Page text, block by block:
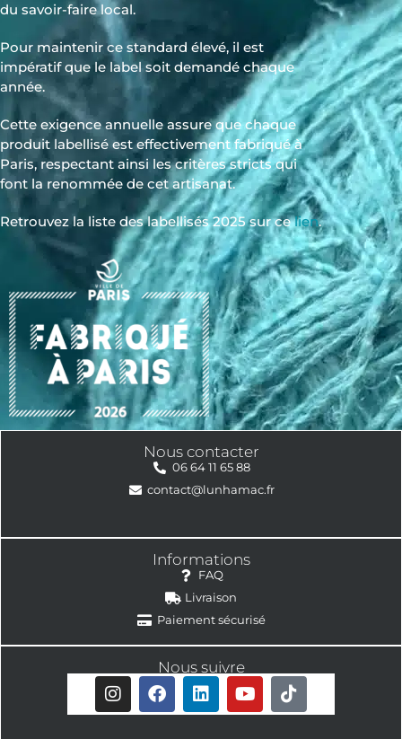
du savoir-faire local.
Pour maintenir ce standard élevé, il est
impératif que le label soit demandé chaque
année.
Cette exigence annuelle assure que chaque
produit labellisé est effectivement fabriqué à
Paris, respectant ainsi les critères stricts qui
font la renommée de cet artisanat.
Retrouvez la liste des labellisés 2025 sur celien.
Nous contacter
06 64 11 65 88
contact@lunhamac.fr
Informations
FAQ
Livraison
Paiement sécurisé
Nous suivre